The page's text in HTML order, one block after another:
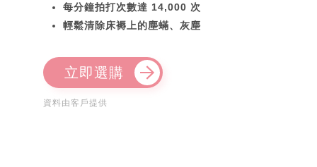
每分鐘拍打次數達 14,000 次
輕鬆清除床褥上的塵蟎、灰塵
立即選購
資料由客戶提供